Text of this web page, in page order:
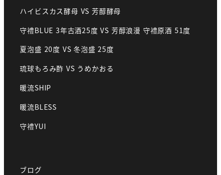
ハイビスカス酵母 VS 芳醇酵母
守禮BLUE 3年古酒25度 VS 芳醇浪漫 守禮原酒 51度
夏泡盛 20度 VS 冬泡盛 25度
琉球もろみ酢 VS うめかおる
暖流SHIP
暖流BLESS
守禮YUI
ブログ